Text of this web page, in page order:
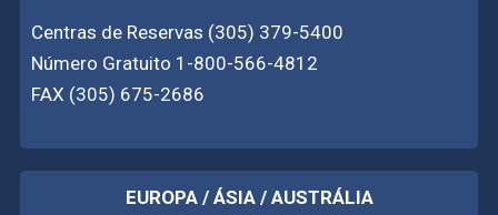
Centras de Reservas (305) 379-5400
Número Gratuito 1-800-566-4812
FAX (305) 675-2686
EUROPA / ÁSIA / AUSTRÁLIA